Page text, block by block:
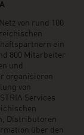
von rund 100
ein
800 Mitarbeiter
und
organisieren
von
Services
Distributoren
über den